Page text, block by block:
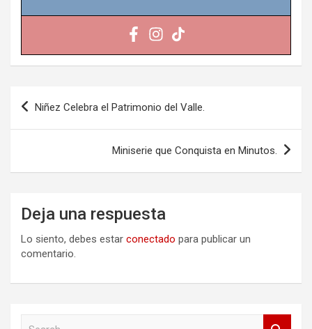
Navegación
Niñez Celebra el Patrimonio del Valle.
Miniserie que Conquista en Minutos.
Deja una respuesta
Lo siento, debes estar conectado para publicar un
comentario.